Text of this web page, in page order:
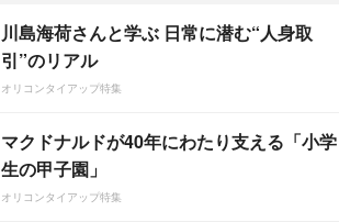
川島海荷さんと学ぶ 日常に潜む“人身取
引”のリアル
オリコンタイアップ特集
マクドナルドが40年にわたり支える「小学
生の甲子園」
オリコンタイアップ特集